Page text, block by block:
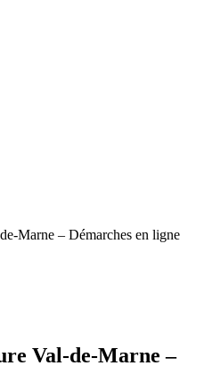
Marne – Démarches en ligne
Val-de-Marne –